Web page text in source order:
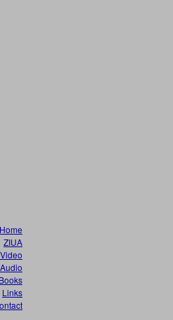
Home
ZIUA
Video
Audio
Links